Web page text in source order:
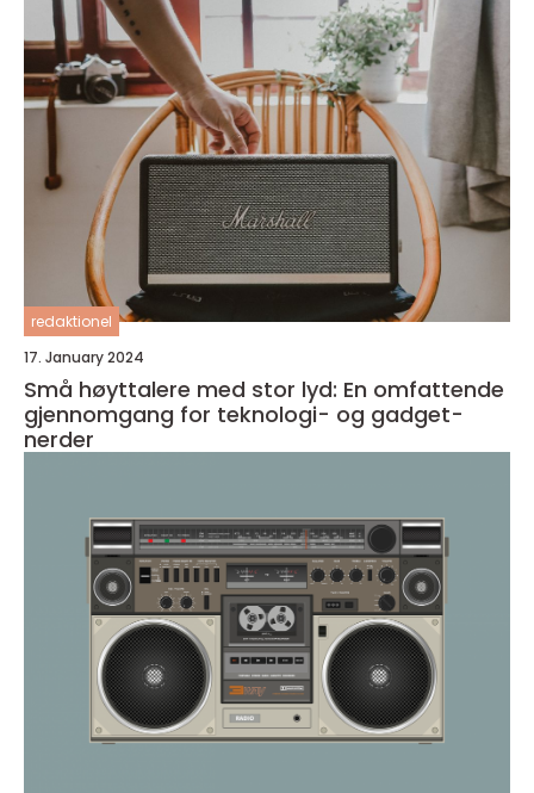
redaktionel
17. January 2024
Små høyttalere med stor lyd: En omfattende
gjennomgang for teknologi- og gadget-
nerder